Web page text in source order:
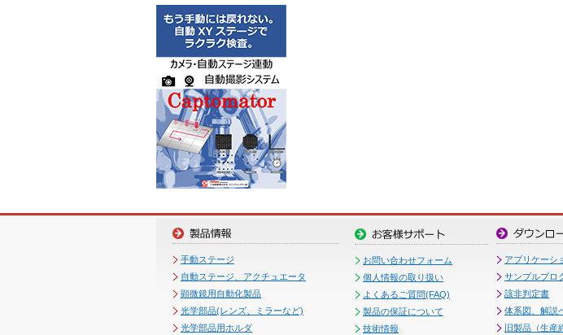
手動ステージ
自動ステージ、アクチュエータ
顕微鏡用自動化製品
光学部品(レンズ、ミラーなど)
光学部品用ホルダ
お問い合わせフォーム
個人情報の取り扱い
よくあるご質問(FAQ)
製品の保証について
技術情報
アプリケーシ
サンプルプロ
該非判定書
体系図、解説
旧製品（生産